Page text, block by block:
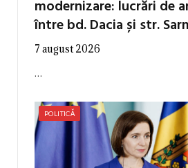
modernizare: lucrări de
între bd. Dacia și str.
7 august 2026
…
POLITICĂ